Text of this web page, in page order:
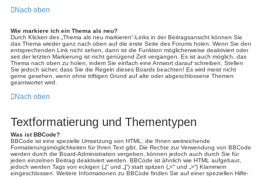
Nach oben
Wie markiere ich ein Thema als neu?
Durch Klicken des „Thema als neu markieren“-Links in der Beitragsansicht können Sie
das Thema wieder ganz nach oben auf die erste Seite des Forums holen. Wenn Sie den
entsprechenden Link nicht sehen, dann ist die Funktion möglicherweise deaktiviert oder
seit der letzten Markierung ist nicht genügend Zeit vergangen. Es ist auch möglich, das
Thema nach oben zu holen, indem Sie einfach eine Antwort darauf schreiben. Stellen
Sie jedoch sicher, dass Sie die Regeln dieses Boards beachten! Es wird meist nicht
gerne gesehen, wenn ohne triftigen Grund auf alte oder abgeschlossene Themen
geantwortet wird.
Nach oben
Textformatierung und Thementypen
Was ist BBCode?
BBCode ist eine spezielle Umsetzung von HTML, die Ihnen weitreichende
Formatierungsmöglichkeiten für Ihren Text gibt. Die Rechte zur Verwendung von BBCode
werden durch die Board-Administration vergeben, können jedoch auch durch Sie für
jeden einzelnen Beitrag deaktiviert werden. BBCode ist ähnlich wie HTML aufgebaut,
jedoch werden Tags von eckigen („[“ und „]“) statt spitzen („<“ und „>“) Klammern
eingeschlossen. Weitere Informationen zu BBCode finden Sie auf einer speziellen Hilfe-